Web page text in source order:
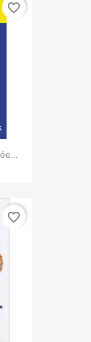
favorite_border
favorite_border